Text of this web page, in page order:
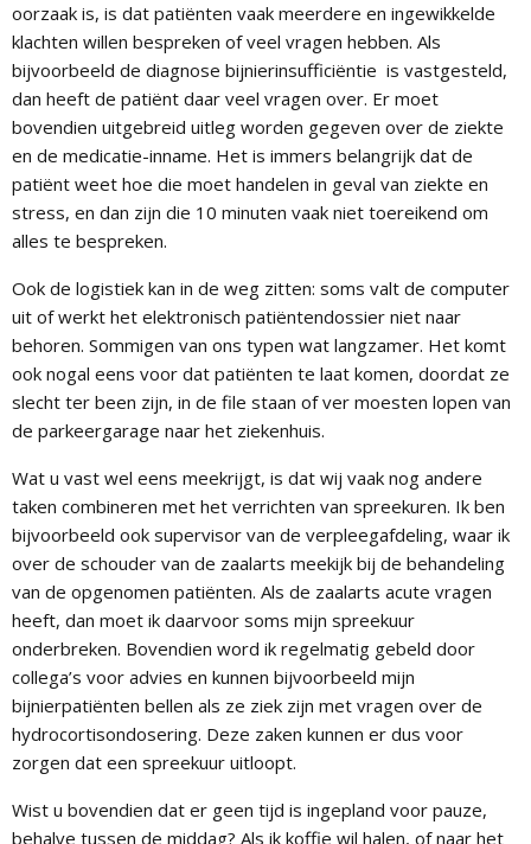
oorzaak is, is dat patiënten vaak meerdere en ingewikkelde
klachten willen bespreken of veel vragen hebben. Als
bijvoorbeeld de diagnose bijnierinsufficiëntie is vastgesteld,
dan heeft de patiënt daar veel vragen over. Er moet
bovendien uitgebreid uitleg worden gegeven over de ziekte
en de medicatie-inname. Het is immers belangrijk dat de
patiënt weet hoe die moet handelen in geval van ziekte en
stress, en dan zijn die 10 minuten vaak niet toereikend om
alles te bespreken.
Ook de logistiek kan in de weg zitten: soms valt de computer
uit of werkt het elektronisch patiëntendossier niet naar
behoren. Sommigen van ons typen wat langzamer. Het komt
ook nogal eens voor dat patiënten te laat komen, doordat ze
slecht ter been zijn, in de file staan of ver moesten lopen van
de parkeergarage naar het ziekenhuis.
Wat u vast wel eens meekrijgt, is dat wij vaak nog andere
taken combineren met het verrichten van spreekuren. Ik ben
bijvoorbeeld ook supervisor van de verpleegafdeling, waar ik
over de schouder van de zaalarts meekijk bij de behandeling
van de opgenomen patiënten. Als de zaalarts acute vragen
heeft, dan moet ik daarvoor soms mijn spreekuur
onderbreken. Bovendien word ik regelmatig gebeld door
collega’s voor advies en kunnen bijvoorbeeld mijn
bijnierpatiënten bellen als ze ziek zijn met vragen over de
hydrocortisondosering. Deze zaken kunnen er dus voor
zorgen dat een spreekuur uitloopt.
Wist u bovendien dat er geen tijd is ingepland voor pauze,
behalve tussen de middag? Als ik koffie wil halen, of naar het